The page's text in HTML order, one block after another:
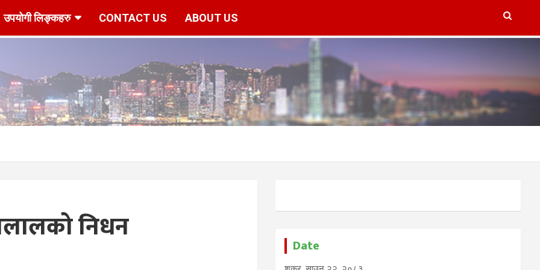
www/vhosts/hknepal.com/httpdocs/deshbidesh/wp-content/plugins/refresh-post-page-wud/refresh-post-page-wud.php
उपयोगी लिङ्कहरु CONTACT US ABOUT US
निधन Date